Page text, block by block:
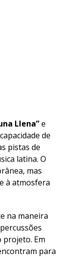
Llena”e
de
pistas de
latina. O
mas
à atmosfera
na maneira
projeto. Em
para